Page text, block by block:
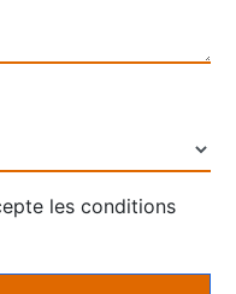
les conditions